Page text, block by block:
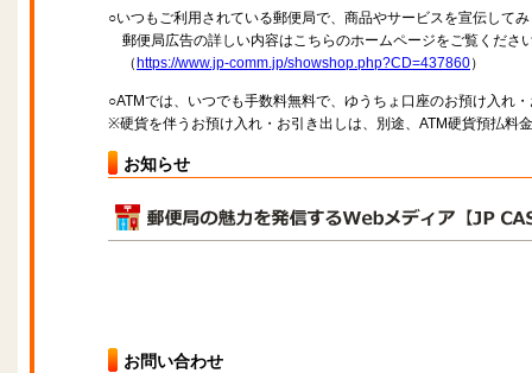
○いつもご利用されている郵便局で、商品やサービスを宣伝して
郵便局広告の詳しい内容はこちらのホームページをご覧くださ
（ https://www.jp-comm.jp/showshop.php?CD=437860）
○ATMでは、いつでも手数料無料で、ゆうちょ口座のお預け入れ
※硬貨を伴うお預け入れ・お引き出しは、別途、ATM硬貨預払料
お知らせ
お問い合わせ